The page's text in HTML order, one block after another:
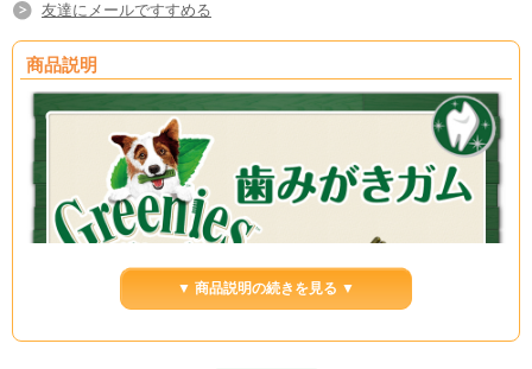
友達にメールですすめる
商品説明
▼ 商品説明の続きを見る ▼